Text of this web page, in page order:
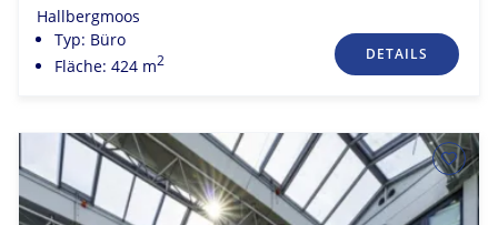
Hallbergmoos
Typ: Büro
Fläche: 424 m2 DETAILS